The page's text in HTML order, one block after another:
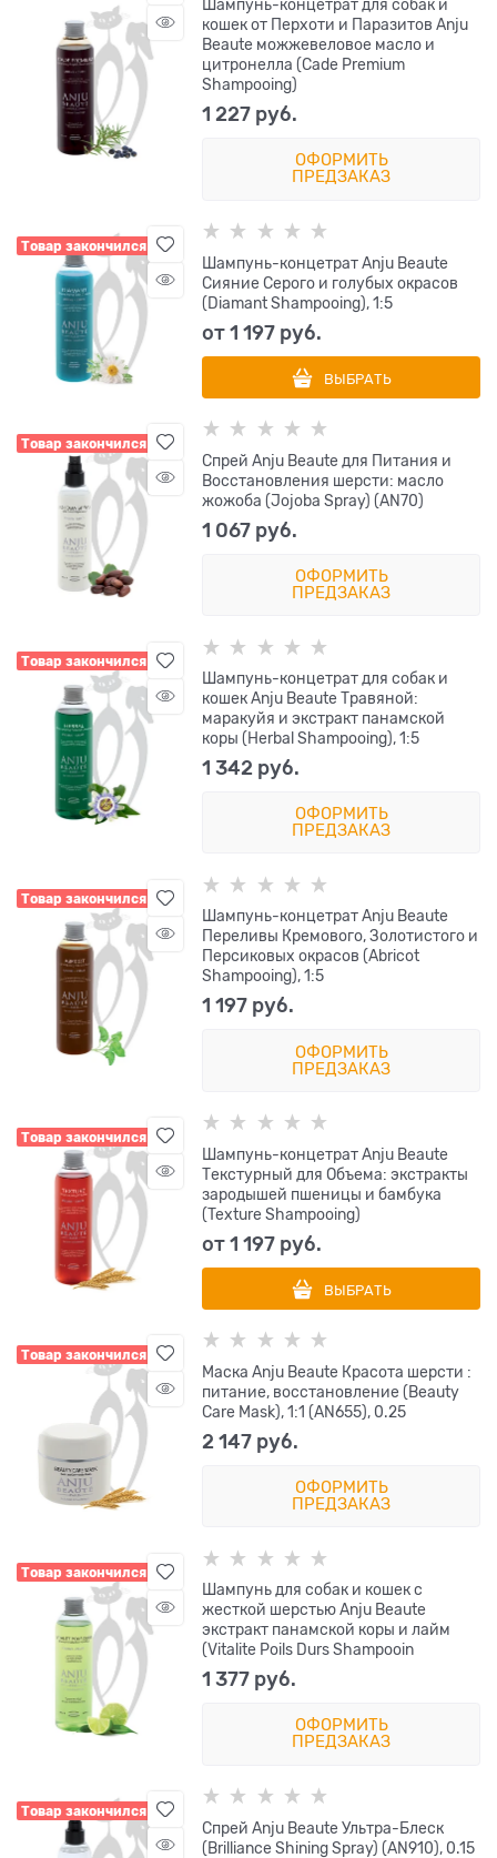
Шампунь-концетрат для собак и
кошек от Перхоти и Паразитов Anju
Beaute можжевеловое масло и
цитронелла (Cade Premium
Shampooing)
1 227 руб.
ОФОРМИТЬ
ПРЕДЗАКАЗ
Товар закончился
Шампунь-концетрат Anju Beaute
Сияние Серого и голубых окрасов
(Diamant Shampooing), 1:5
от1 197 руб.
ВЫБРАТЬ
Товар закончился
Спрей Anju Beaute для Питания и
Восстановления шерсти: масло
жожоба (Jojoba Spray) (AN70)
1 067 руб.
ОФОРМИТЬ
ПРЕДЗАКАЗ
Товар закончился
Шампунь-концетрат для собак и
кошек Anju Beaute Травяной:
маракуйя и экстракт панамской
коры (Herbal Shampooing), 1:5
1 342 руб.
ОФОРМИТЬ
ПРЕДЗАКАЗ
Товар закончился
Шампунь-концетрат Anju Beaute
Переливы Кремового, Золотистого и
Персиковых окрасов (Abricot
Shampooing), 1:5
1 197 руб.
ОФОРМИТЬ
ПРЕДЗАКАЗ
Товар закончился
Шампунь-концетрат Anju Beaute
Текстурный для Объема: экстракты
зародышей пшеницы и бамбука
(Texture Shampooing)
от1 197 руб.
ВЫБРАТЬ
Товар закончился
Маска Anju Beaute Красота шерсти :
питание, восстановление (Beauty
Care Mask), 1:1 (AN655), 0.25
2 147 руб.
ОФОРМИТЬ
ПРЕДЗАКАЗ
Товар закончился
Шампунь для собак и кошек с
жесткой шерстью Anju Beaute
экстракт панамской коры и лайм
(Vitalite Poils Durs Shampooin
1 377 руб.
ОФОРМИТЬ
ПРЕДЗАКАЗ
Товар закончился
Спрей Anju Beaute Ультра-Блеск
(Brilliance Shining Spray) (AN910), 0.15